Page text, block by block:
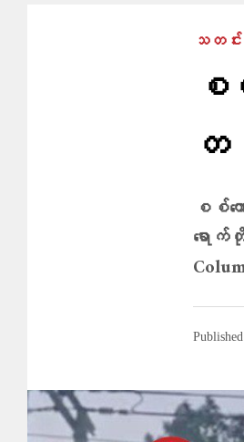
သတင်း
စ
တ
စစ်
ရောက်
Published